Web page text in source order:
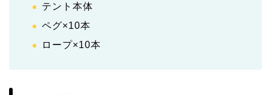
テント本体
ペグ×10本
ロープ×10本